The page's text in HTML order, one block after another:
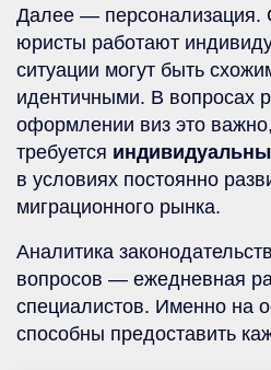
Далее — персонализация.
юристы работают
ситуации могут быть
идентичными. В вопросах
оформлении виз это
требуется
в условиях постоянно
миграционного рынка.
Аналитика
вопросов — ежедневная
специалистов. Именно на
способны предоставить